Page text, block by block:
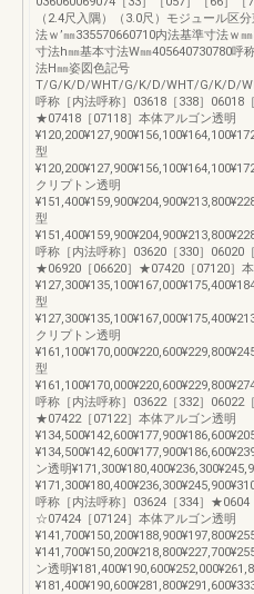
（2.4尺入隅）（3.0尺）モジュール区
法ｗ’㎜335570660710内法基準寸法ｗ
寸法h㎜基本寸法W㎜405640730780呼
法H㎜姿図色記号
T/G/K/D/WHT/G/K/D/WHT/G/K/D/
呼称［内法呼称］03618［338］06018
★07418［07118］本体アルゴン透明
型
クリプトン透明
型
呼称［内法呼称］03620［330］06020［
★06920［06620］★07420［07120］
型
クリプトン透明
型
呼称［内法呼称］03622［332］06022［
★07422［07122］本体アルゴン透明
ン透明
呼称［内法呼称］03624［334］★0604
☆07424［07124］本体アルゴン透明
ン透明